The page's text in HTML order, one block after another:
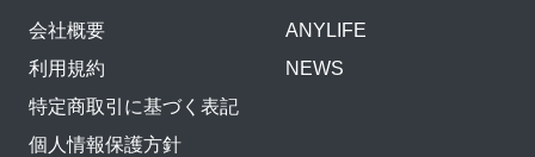
会社概要
利用規約
特定商取引に基づく表記
個人情報保護方針
ANYLIFE
NEWS